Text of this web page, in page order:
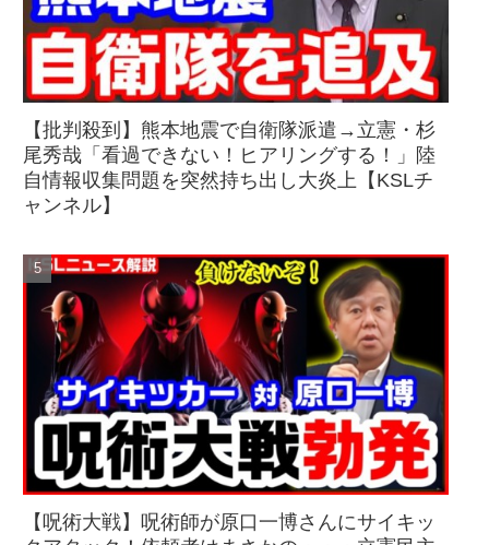
【批判殺到】熊本地震で自衛隊派遣→立憲・杉
尾秀哉「看過できない！ヒアリングする！」陸
自情報収集問題を突然持ち出し大炎上【KSLチ
ャンネル】
【呪術大戦】呪術師が原口一博さんにサイキッ